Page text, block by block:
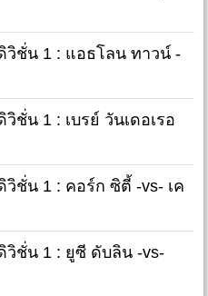
วิชั่น 1 : แอธโลน ทาวน์ -
ชั่น 1 : เบรย์ วันเดอเรอ
ชั่น 1 : คอร์ก ซิตี้ -vs- เค
วิชั่น 1 : ยูซี ดับลิน -vs-